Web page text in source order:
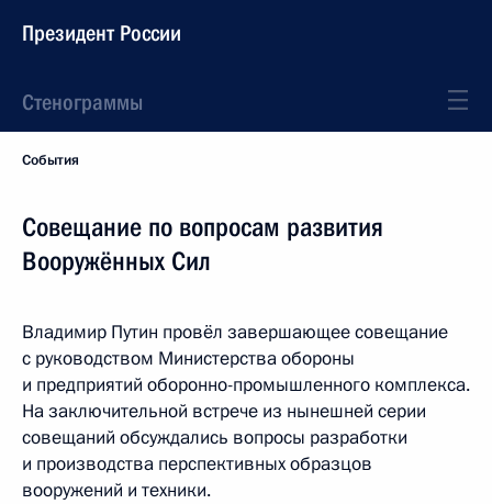
Президент России
Стенограммы
События
Совещание по вопросам развития
Вооружённых Сил
Владимир Путин провёл завершающее совещание
с руководством Министерства обороны
и предприятий оборонно-промышленного комплекса.
На заключительной встрече из нынешней серии
совещаний обсуждались вопросы разработки
и производства перспективных образцов
вооружений и техники.